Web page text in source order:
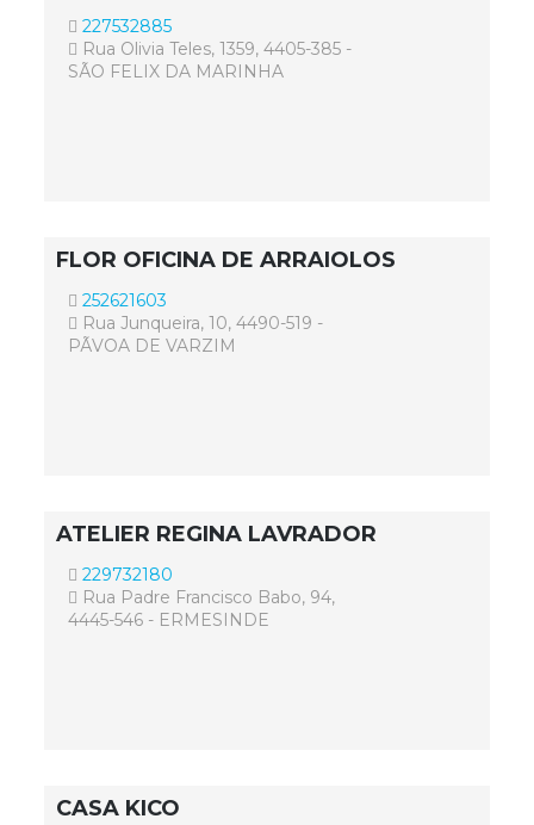
227532885
Rua Olivia Teles, 1359, 4405-385 -
SÃO FELIX DA MARINHA
FLOR OFICINA DE ARRAIOLOS
252621603
Rua Junqueira, 10, 4490-519 -
PÃVOA DE VARZIM
ATELIER REGINA LAVRADOR
229732180
Rua Padre Francisco Babo, 94,
4445-546 - ERMESINDE
CASA KICO